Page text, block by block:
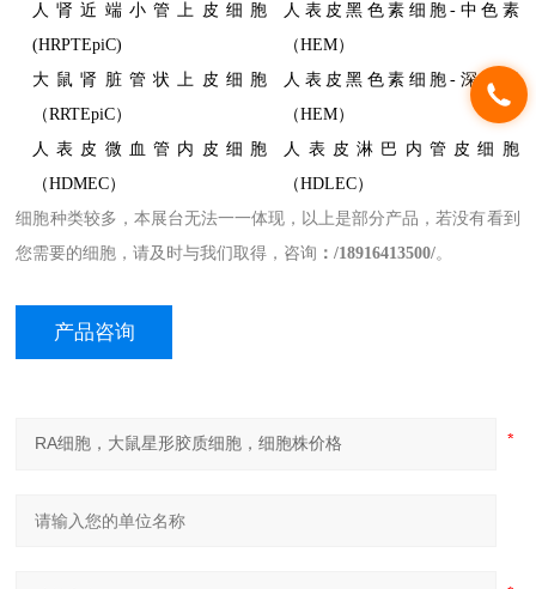
人肾近端小管上皮细胞
(HRPTEpiC)
人表皮黑色素细胞-中色素
（HEM）
大鼠肾脏管状上皮细胞
（RRTEpiC）
人表皮黑色素细胞-深色素
（HEM）
人表皮微血管内皮细胞
（HDMEC）
人表皮淋巴内管皮细胞
（HDLEC）
细胞种类较多，本展台无法一一体现 ， 以上是部分产品，若没有看到
您需要的细胞，请及时与我们取得，咨询 ：/18916413500/。
产品咨询